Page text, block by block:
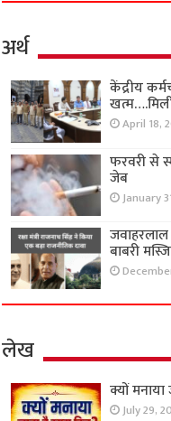
अर्थ
केंद्रीय
April 18,
फरवरी से
जेब
January
बाबरी
लेख
क्यों
July 29,